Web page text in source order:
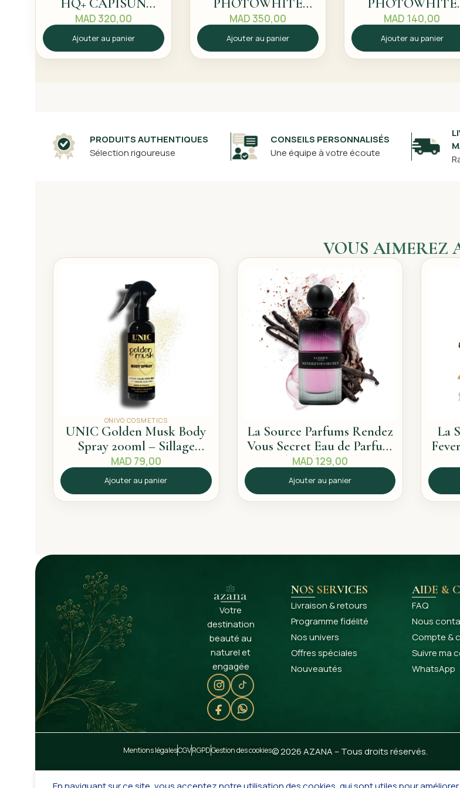
HQ+ CAPISUN
TEINTEE
MAD320,00
Ajouter au panier
PHOTOWHITE
BC20
MAD350,00
Ajouter au panier
PHOTOWHITE
CORRECTEUR DE
TEINT FLUIDE
20 N10
MAD 140,00
Ajouter au panier
PRODUITS AUTHENTIQUES
Sélection rigoureuse
CONSEILS PERSONNALISÉS
Une équipe à votre écoute
VOUS AIMEREZ
ONIVO COSMETICS
UNIC Golden Musk Body
Spray 200ml – Sillage
propre
MAD 79,00
Ajouter au panier
La Source Parfums Rendez
Vous Secret Eau de Parfum
60ml – Sillage intense
MAD 129,00
Ajouter au panier
La
Votre
destination
beauté au
naturel et
engagée
NOS SERVICES
Livraison & retours
Programme fidélité
Nos univers
Offres spéciales
Nouveautés
AIDE &
FAQ
Nous
Compte &
Suivre ma
WhatsApp
Mentions légalesCGVRGPDGestion des cookies© 2026 AZANA – Tous droits réservés.